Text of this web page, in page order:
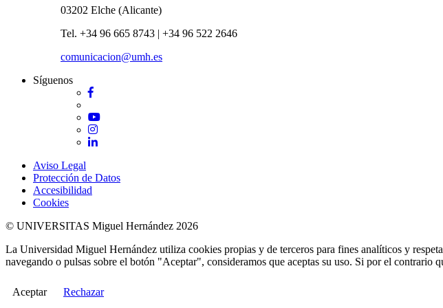
03202 Elche (Alicante)
Tel. +34 96 665 8743 | +34 96 522 2646
comunicacion@umh.es
Síguenos
Facebook
YouTube
Instagram
LinkedIn
Aviso Legal
Protección de Datos
Accesibilidad
Cookies
© UNIVERSITAS Miguel Hernández 2026
La Universidad Miguel Hernández utiliza cookies propias y de terceros para fines analíticos y
navegando o pulsas sobre el botón "Aceptar", consideramos que aceptas su uso. Si por el contrario
Aceptar Rechazar